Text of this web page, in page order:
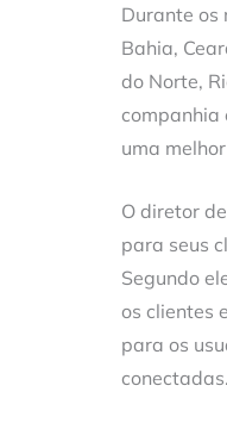
Durante os
Bahia,
do Norte,
companhia
uma
O diretor
para seus
Segundo
os clientes
para os